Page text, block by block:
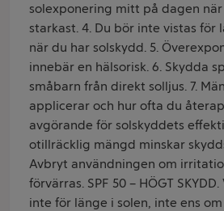
solexponering mitt på dagen när
starkast. 4. Du bör inte vistas för
när du har solskydd. 5.
innebär en hälsorisk. 6. Skydda
småbarn från direkt solljus. 7.
applicerar och hur ofta du
avgörande för solskyddets
otillräcklig mängd minskar
Avbryt användningen om
förvärras. SPF 50 – HÖGT
inte för länge i solen, inte ens